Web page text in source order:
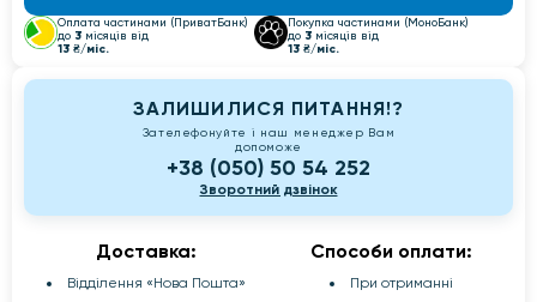
Оплата частинами (ПриватБанк)
до 3 місяців від
13 ₴/міс.
Покупка частинами (МоноБанк)
до 3 місяців від
13 ₴/міс.
ЗАЛИШИЛИСЯ ПИТАННЯ!?
Зателефонуйте і наш менеджер Вам
допоможе
+38 (050) 50 54 252
Зворотний дзвінок
Доставка:
Відділення «Нова Пошта»
Способи оплати:
При отриманні